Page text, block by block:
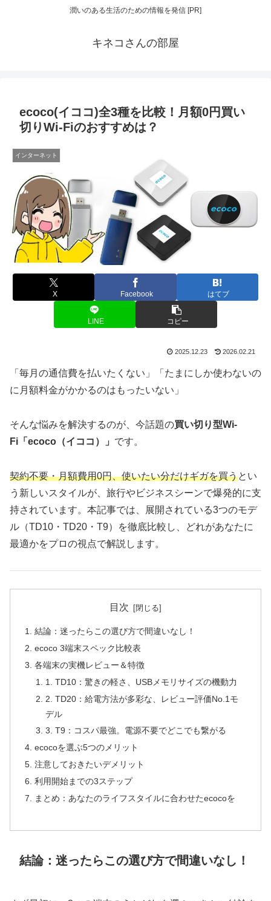
潤いのある生活のための情報を発信 [PR]
キネコさんの部屋
ecoco(イココ)全3種を比較！月額0円買い
切りWi-Fiのおすすめは？
インターネット
X Facebook はてブ
LINE コピー
2025.12.23 2026.02.21
「毎月の通信費を払いたくない」「たまにしか使わないの
に月額料金がかかるのはもったいない」
そんな悩みを解決するのが、今話題の買い切り型Wi-
Fi「ecoco（イココ）」 です。
契約不要・月額費用0円、使いたい分だけギガを買うとい
う新しいスタイルが、旅行やビジネスシーンで爆発的に支
持されています。本記事では、展開されている3つのモデ
ル（TD10・TD20・T9）を徹底比較し、どれがあなたに
最適かをプロの視点で解説します。
目次
結論：迷ったらこの選び方で間違いなし！
ecoco 3端末スペック比較表
各端末の実機レビュー＆特徴
1. TD10：驚きの軽さ、USBメモリサイズの機動力
2. TD20：給電方法が多彩な、レビュー評価No.1モ
デル
3. T9：コスパ最強。電源不要でどこでも繋がる
ecocoを選ぶ5つのメリット
注意しておきたいデメリット
利用開始までの3ステップ
まとめ：あなたのライフスタイルに合わせたecocoを
結論：迷ったらこの選び方で間違いなし！